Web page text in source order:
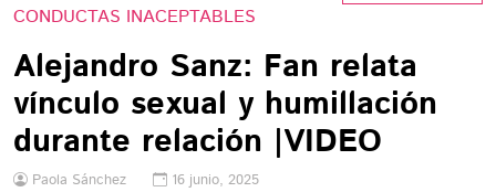
CONDUCTAS INACEPTABLES
Alejandro Sanz: Fan relata
vínculo sexual y humillación
durante relación |VIDEO
Paola Sánchez 16 junio, 2025